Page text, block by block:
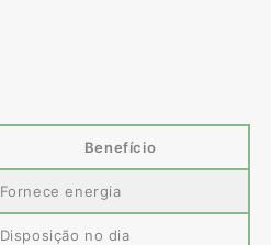
Benefício
Fornece energia
Disposição no dia